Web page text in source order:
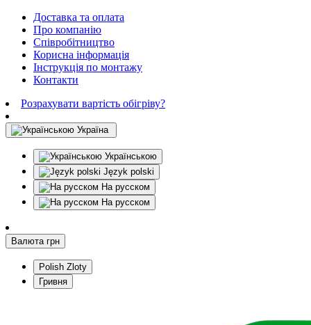
Доставка та оплата
Про компанію
Співробітництво
Корисна інформація
Інструкція по монтажу
Контакти
Розрахувати вартість обігріву?
Україна
Українською
Język polski
На русском
На русском
Валюта грн
Polish Zloty
Гривня